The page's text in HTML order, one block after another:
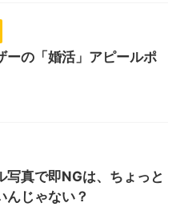
ーの「婚活」アピールポ
写真で即NGは、ちょっと
んじゃない？